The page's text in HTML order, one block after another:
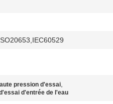
pression d'essai,
d'entrée de l'eau